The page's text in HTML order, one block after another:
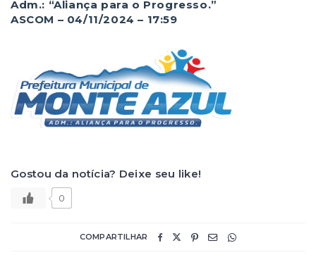
Adm.: “Aliança para o Progresso.”
ASCOM – 04/11/2024 – 17:59
Gostou da notícia? Deixe seu like!
0
COMPARTILHAR